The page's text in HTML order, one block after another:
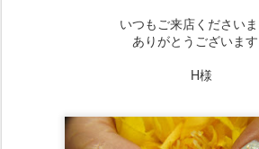
いつもご来店ください
ありがとうございま
H様